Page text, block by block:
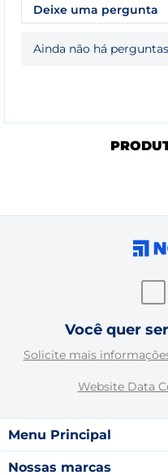
Deixe uma pergunta
Ainda não há perguntas
Você quer
Solicite mais
Website Data
Menu Principal
Nossas marcas